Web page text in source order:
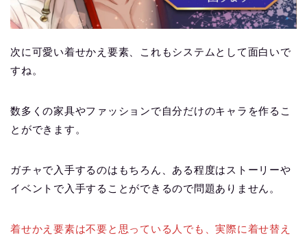
次に可愛い着せかえ要素、これもシステムとして面白いで
すね。
数多くの家具やファッションで自分だけのキャラを作るこ
とができます。
ガチャで入手するのはもちろん、ある程度はストーリーや
イベントで入手することができるので問題ありません。
着せかえ要素は不要と思っている人でも、実際に着せ替え